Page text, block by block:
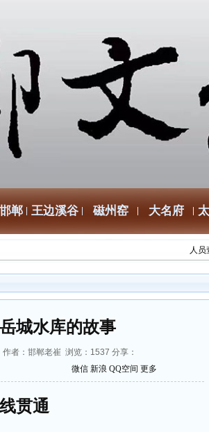
郸 王边溪谷 磁州窑 大名府
人员
城水库的故事
者：邯郸老崔 浏览： 1537 分享：
微信 新浪 QQ空间 更多
贯通